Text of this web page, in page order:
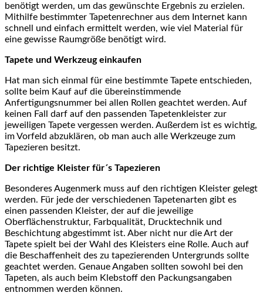
benötigt werden, um das gewünschte Ergebnis zu erzielen.
Mithilfe bestimmter Tapetenrechner aus dem Internet kann
schnell und einfach ermittelt werden, wie viel Material für
eine gewisse Raumgröße benötigt wird.
Tapete und Werkzeug einkaufen
Hat man sich einmal für eine bestimmte Tapete entschieden,
sollte beim Kauf auf die übereinstimmende
Anfertigungsnummer bei allen Rollen geachtet werden. Auf
keinen Fall darf auf den passenden Tapetenkleister zur
jeweiligen Tapete vergessen werden. Außerdem ist es wichtig,
im Vorfeld abzuklären, ob man auch alle Werkzeuge zum
Tapezieren besitzt.
Der richtige Kleister für´s Tapezieren
Besonderes Augenmerk muss auf den richtigen Kleister gelegt
werden. Für jede der verschiedenen Tapetenarten gibt es
einen passenden Kleister, der auf die jeweilige
Oberflächenstruktur, Farbqualität, Drucktechnik und
Beschichtung abgestimmt ist. Aber nicht nur die Art der
Tapete spielt bei der Wahl des Kleisters eine Rolle. Auch auf
die Beschaffenheit des zu tapezierenden Untergrunds sollte
geachtet werden. Genaue Angaben sollten sowohl bei den
Tapeten, als auch beim Klebstoff den Packungsangaben
entnommen werden können.